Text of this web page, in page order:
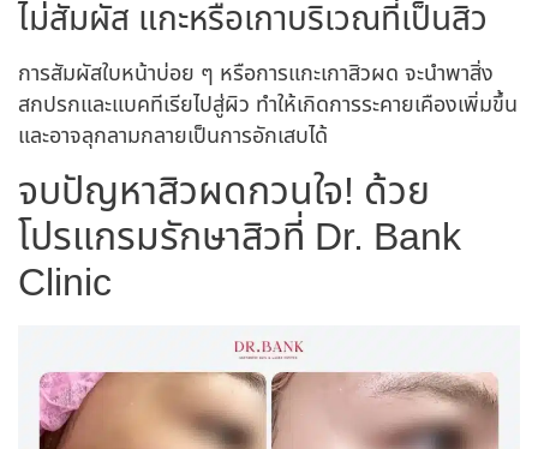
ไม่สัมผัส แกะหรือเกาบริเวณที่เป็นสิว
การสัมผัสใบหน้าบ่อย ๆ หรือการแกะเกาสิวผด จะนำพาสิ่ง
สกปรกและแบคทีเรียไปสู่ผิว ทำให้เกิดการระคายเคืองเพิ่มขึ้น
และอาจลุกลามกลายเป็นการอักเสบได้
จบปัญหาสิวผดกวนใจ! ด้วย
โปรแกรมรักษาสิวที่ Dr. Bank
Clinic